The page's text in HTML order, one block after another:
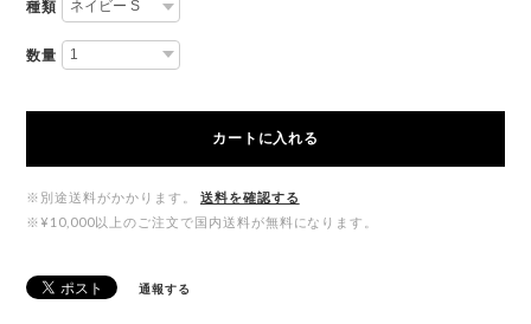
種類
数量
カートに入れる
※別途送料がかかります。
送料を確認する
※¥10,000以上のご注文で国内送料が無料になります。
通報する